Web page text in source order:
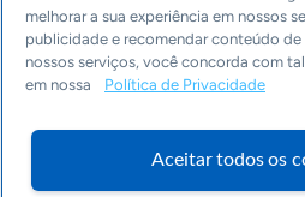
Editorias
Economia & Política
Inovação & Tecnologia
Cultura empreendedora
Arquivo
melhorar a sua experiência em nossos
publicidade e recomendar conteúdo de
nossos serviços, você concorda com
em nossa
Política de Privacidade
Aceitar todos os